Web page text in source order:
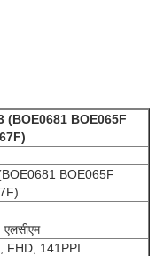
(BOE0681 BOE065F
BOE065F
एलसीएम
FHD, 141PPI